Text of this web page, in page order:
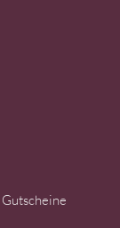
Gutscheine